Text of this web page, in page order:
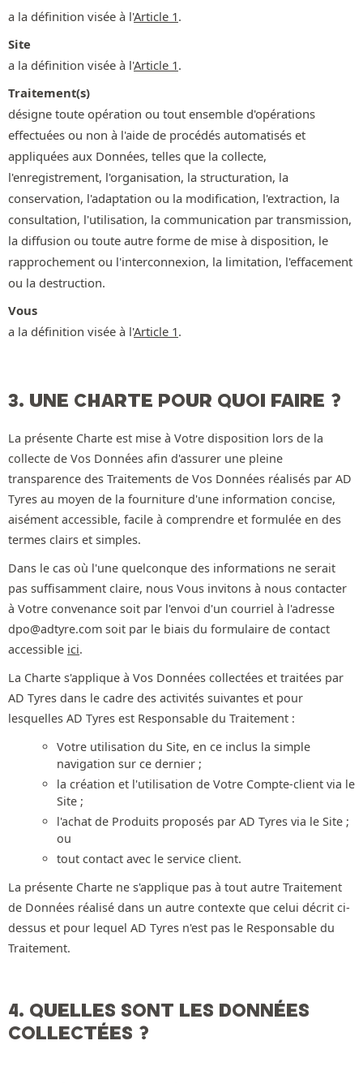
a la définition visée à l'Article 1.
Site
a la définition visée à l'Article 1.
Traitement(s)
désigne toute opération ou tout ensemble d'opérations
effectuées ou non à l'aide de procédés automatisés et
appliquées aux Données, telles que la collecte,
l'enregistrement, l'organisation, la structuration, la
conservation, l'adaptation ou la modification, l'extraction, la
consultation, l'utilisation, la communication par transmission,
la diffusion ou toute autre forme de mise à disposition, le
rapprochement ou l'interconnexion, la limitation, l'effacement
ou la destruction.
Vous
a la définition visée à l'Article 1.
3. UNE CHARTE POUR QUOI FAIRE ?
La présente Charte est mise à Votre disposition lors de la
collecte de Vos Données afin d'assurer une pleine
transparence des Traitements de Vos Données réalisés par AD
Tyres au moyen de la fourniture d'une information concise,
aisément accessible, facile à comprendre et formulée en des
termes clairs et simples.
Dans le cas où l'une quelconque des informations ne serait
pas suffisamment claire, nous Vous invitons à nous contacter
à Votre convenance soit par l'envoi d'un courriel à l'adresse
dpo@adtyre.com soit par le biais du formulaire de contact
accessible ici.
La Charte s'applique à Vos Données collectées et traitées par
AD Tyres dans le cadre des activités suivantes et pour
lesquelles AD Tyres est Responsable du Traitement :
Votre utilisation du Site, en ce inclus la simple
navigation sur ce dernier ;
la création et l'utilisation de Votre Compte-client via le
Site ;
l'achat de Produits proposés par AD Tyres via le Site ;
ou
tout contact avec le service client.
La présente Charte ne s'applique pas à tout autre Traitement
de Données réalisé dans un autre contexte que celui décrit ci-
dessus et pour lequel AD Tyres n'est pas le Responsable du
Traitement.
4. QUELLES SONT LES DONNÉES
COLLECTÉES ?